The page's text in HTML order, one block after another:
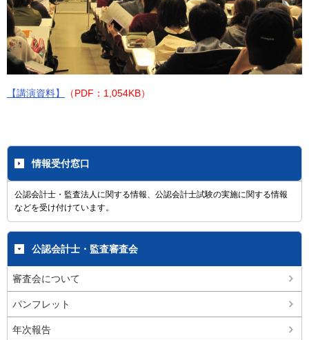
【講演資料】 （PDF：1,054KB）
情報受付窓口
公認会計士・監査法人に関する情報、公認会計士試験の実施に関する情報
などを受け付けています。
公認会計士・監査審査会
審査会について
パンフレット
年次報告